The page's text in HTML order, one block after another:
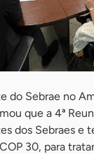
do Sebrae no
que a 4ª
dos Sebraes e
30, para